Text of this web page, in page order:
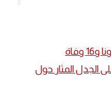
الجدل المثار حول